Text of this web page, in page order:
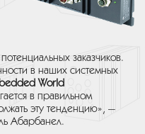
заказчиков.
в наших системных
World
в правильном
эту тенденцию», —
Абарбанел.